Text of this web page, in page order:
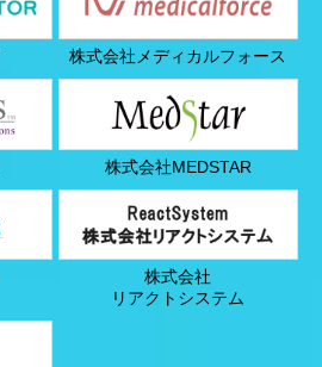
株式会社メディカルフォース
株式会社MEDSTAR
株式会社
リアクトシステム